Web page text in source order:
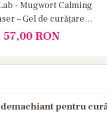
- Mugwort Calming
– Gel de curățare
și calmant pentru față
57,00 RON
pentru